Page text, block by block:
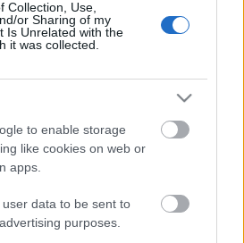
Collection, Use,
or Sharing of my
Is Unrelated with the
it was collected.
to enable storage
like cookies on web or
apps.
data to be sent to
purposes.
27. - Horváth Árpád
Debrecen